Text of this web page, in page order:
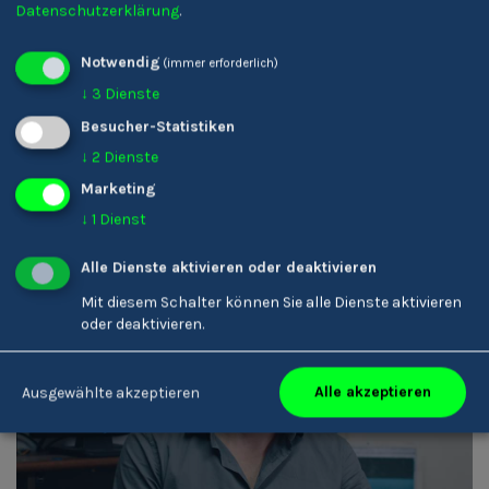
Karin Ladinser
Armin Rottensteiner
Tontechniker/-in
Datenschutzerklärung.
Notwendig (immer erforderlich)
↓ 3 Dienste
Besucher-Statistiken
↓ 2 Dienste
Marketing
↓ 1 Dienst
Alle Dienste aktivieren oder deaktivieren
Mit diesem Schalter können Sie alle Dienste aktivieren
oder deaktivieren.
Ausgewählte akzeptieren Alle akzeptieren